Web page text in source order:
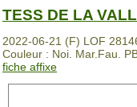
TESS DE LA
2022-06-21 (F) LOF
Couleur : Noi. Mar.Fau.
fiche affixe